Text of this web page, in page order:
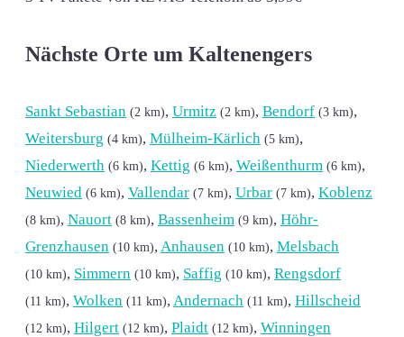
Nächste Orte um Kaltenengers
Sankt Sebastian (2 km), Urmitz (2 km), Bendorf (3 km),
Weitersburg (4 km), Mülheim-Kärlich (5 km),
Niederwerth (6 km), Kettig (6 km), Weißenthurm (6 km),
Neuwied (6 km), Vallendar (7 km), Urbar (7 km), Koblenz
(8 km), Nauort (8 km), Bassenheim (9 km), Höhr-
Grenzhausen (10 km), Anhausen (10 km), Melsbach
(10 km), Simmern (10 km), Saffig (10 km), Rengsdorf
(11 km), Wolken (11 km), Andernach (11 km), Hillscheid
(12 km), Hilgert (12 km), Plaidt (12 km), Winningen